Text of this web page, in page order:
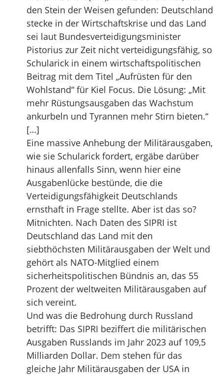
den Stein der Weisen gefunden: Deutschland
stecke in der Wirtschaftskrise und das Land
sei laut Bundesverteidigungsminister
Pistorius zur Zeit nicht verteidigungsfähig, so
Schularick in einem wirtschaftspolitischen
Beitrag mit dem Titel „Aufrüsten für den
Wohlstand“ für Kiel Focus. Die Lösung: „Mit
mehr Rüstungsausgaben das Wachstum
ankurbeln und Tyrannen mehr Stirn bieten.“
[…]
Eine massive Anhebung der Militärausgaben,
wie sie Schularick fordert, ergäbe darüber
hinaus allenfalls Sinn, wenn hier eine
Ausgabenlücke bestünde, die die
Verteidigungsfähigkeit Deutschlands
ernsthaft in Frage stellte. Aber ist das so?
Mitnichten. Nach Daten des SIPRI ist
Deutschland das Land mit den
siebthöchsten Militärausgaben der Welt und
gehört als NATO-Mitglied einem
sicherheitspolitischen Bündnis an, das 55
Prozent der weltweiten Militärausgaben auf
sich vereint.
Und was die Bedrohung durch Russland
betrifft: Das SIPRI beziffert die militärischen
Ausgaben Russlands im Jahr 2023 auf 109,5
Milliarden Dollar. Dem stehen für das
gleiche Jahr Militärausgaben der USA in